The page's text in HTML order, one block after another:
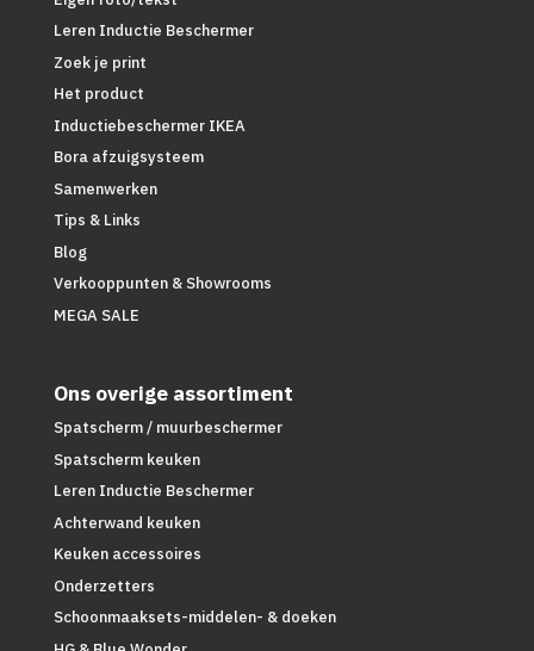
Leren Inductie Beschermer
Zoek je print
Het product
Inductiebeschermer IKEA
Bora afzuigsysteem
Samenwerken
Tips & Links
Blog
Verkooppunten & Showrooms
MEGA SALE
Ons overige assortiment
Spatscherm / muurbeschermer
Spatscherm keuken
Leren Inductie Beschermer
Achterwand keuken
Keuken accessoires
Onderzetters
Schoonmaaksets-middelen- & doeken